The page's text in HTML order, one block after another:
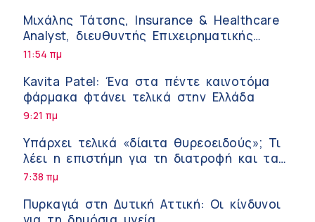
Μιχάλης Τάτσης, Insurance & Healthcare
Analyst, διευθυντής Επιχειρηματικής
Ανάπτυξης Ομίλου HHG
11:54 πμ
Kavita Patel: Ένα στα πέντε καινοτόμα
φάρμακα φτάνει τελικά στην Ελλάδα
9:21 πμ
Υπάρχει τελικά «δίαιτα θυρεοειδούς»; Τι
λέει η επιστήμη για τη διατροφή και τα
συμπληρώματα
7:38 πμ
Πυρκαγιά στη Δυτική Αττική: Οι κίνδυνοι